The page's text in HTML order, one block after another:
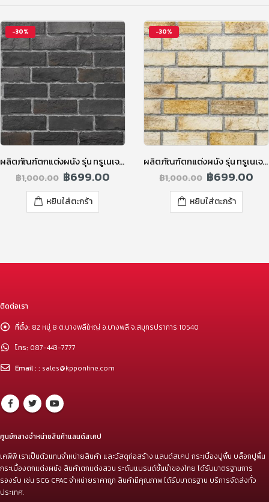
-30%
ผลิตภัณฑ์ตกแต่งผนัง รุ่น ทรูเนเจอร์ รัสติคบริค สีดำ
฿1,000.00 ฿699.00
หยิบใส่ตะกร้า
-30%
ผลิตภัณฑ์ตกแต่งผนัง รุ่น ทรูเนเจอร์ รัสติคบริค สีครีม
฿1,000.00 ฿699.00
หยิบใส่ตะกร้า
ติดต่อเรา
ที่ตั้ง: 82 หมู่ 8 ต.บางพลีใหญ่ อ.บางพลี จ.สมุทรปราการ 10540
โทร: 087-443-7777
Email : : sales@kpponline.com
ศูนย์กลางจำหน่ายสินค้าแลนด์สเคป
เคพีพี เราเป็นตัวแทนจำหน่ายสินค้า และวัสดุก่อสร้าง แลนด์สเคป กระเบื้องปูพื้น บล็อกปูพื้น
กระเบื้องตกแต่งผนัง สินค้าตกแต่งสวน ระดับแบรนด์ชั้นนำของไทย ได้รับมาตรฐานการ
รองรับ เช่น SCG CPAC จำหน่ายราคาถูก สินค้ามีคุณภาพ ได้รับมาตรฐาน บริการจัดส่งทั่ว
ประเทศ.